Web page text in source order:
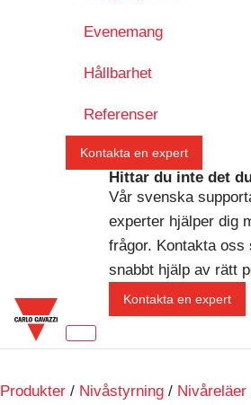
Evenemang
Hållbarhet
Referenser
Kontakta en expert
Hittar du inte det
Vår svenska
experter hjälper dig
frågor. Kontakta oss
snabbt hjälp av rätt
Kontakta en expert
Produkter / Nivåstyrning / Nivåreläer